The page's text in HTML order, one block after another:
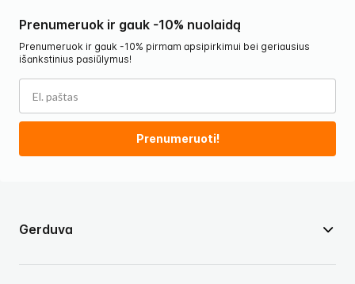
Gerduva
Prenumeruok ir gauk -10% nuolaidą
Prenumeruok ir gauk -10% pirmam apsipirkimui bei geriausius
išankstinius pasiūlymus!
Prenumeruoti!